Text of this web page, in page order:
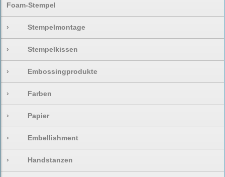
Foam-Stempel
› Stempelmontage
› Stempelkissen
› Embossingprodukte
› Farben
› Papier
› Embellishment
› Handstanzen